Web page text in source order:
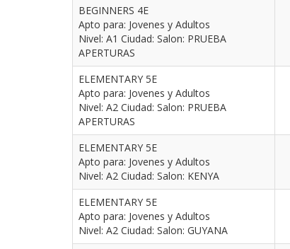
BEGINNERS 4E
Apto para: Jovenes y Adultos
Nivel: A1 Ciudad: Salon: PRUEBA
APERTURAS
ELEMENTARY 5E
Apto para: Jovenes y Adultos
Nivel: A2 Ciudad: Salon: PRUEBA
APERTURAS
ELEMENTARY 5E
Apto para: Jovenes y Adultos
Nivel: A2 Ciudad: Salon: KENYA
ELEMENTARY 5E
Apto para: Jovenes y Adultos
Nivel: A2 Ciudad: Salon: GUYANA